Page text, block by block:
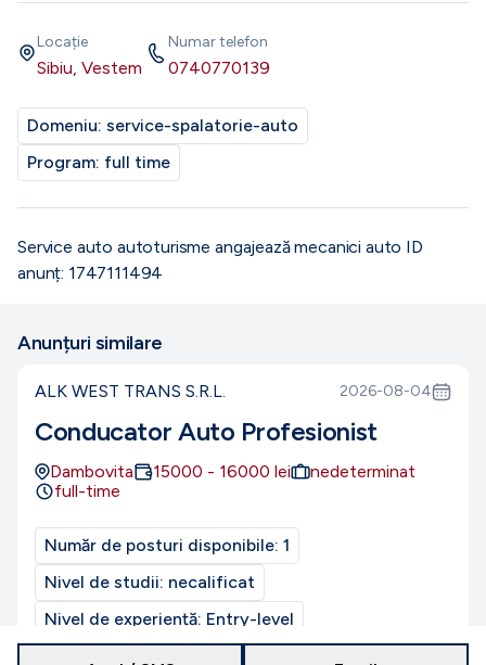
Locație
Sibiu, Vestem
Numar telefon
0740770139
Domeniu: service-spalatorie-auto
Program: full time
Service auto autoturisme angajează mecanici auto ID
anunț: 1747111494
Anunțuri similare
ALK WEST TRANS S.R.L. 2026-08-04
Conducator Auto Profesionist
Dambovita 15000 - 16000 lei
nedeterminat
full-time
Număr de posturi disponibile: 1
Nivel de studii: necalificat
Nivel de experiență: Entry-level